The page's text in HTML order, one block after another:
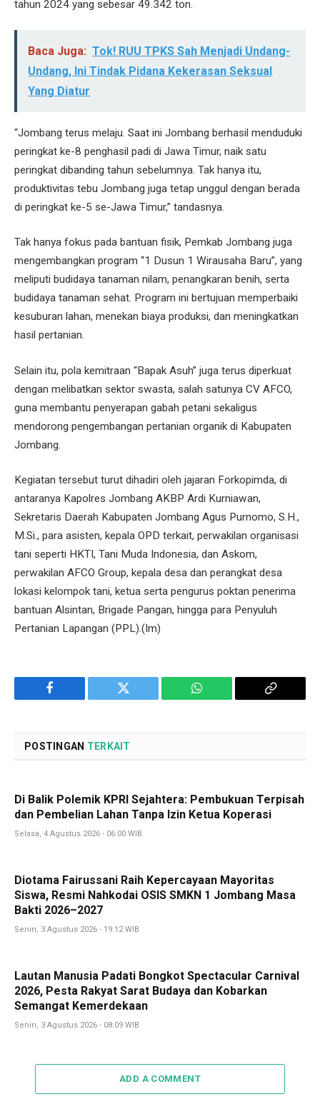
tahun 2024 yang sebesar 49.342 ton.
Baca Juga: Tok! RUU TPKS Sah Menjadi Undang-
Undang, Ini Tindak Pidana Kekerasan Seksual
Yang Diatur
“Jombang terus melaju. Saat ini Jombang berhasil menduduki
peringkat ke-8 penghasil padi di Jawa Timur, naik satu
peringkat dibanding tahun sebelumnya. Tak hanya itu,
produktivitas tebu Jombang juga tetap unggul dengan berada
di peringkat ke-5 se-Jawa Timur,” tandasnya.
Tak hanya fokus pada bantuan fisik, Pemkab Jombang juga
mengembangkan program “1 Dusun 1 Wirausaha Baru”, yang
meliputi budidaya tanaman nilam, penangkaran benih, serta
budidaya tanaman sehat. Program ini bertujuan memperbaiki
kesuburan lahan, menekan biaya produksi, dan meningkatkan
hasil pertanian.
Selain itu, pola kemitraan “Bapak Asuh” juga terus diperkuat
dengan melibatkan sektor swasta, salah satunya CV AFCO,
guna membantu penyerapan gabah petani sekaligus
mendorong pengembangan pertanian organik di Kabupaten
Jombang.
Kegiatan tersebut turut dihadiri oleh jajaran Forkopimda, di
antaranya Kapolres Jombang AKBP Ardi Kurniawan,
Sekretaris Daerah Kabupaten Jombang Agus Purnomo, S.H.,
M.Si., para asisten, kepala OPD terkait, perwakilan organisasi
tani seperti HKTI, Tani Muda Indonesia, dan Askom,
perwakilan AFCO Group, kepala desa dan perangkat desa
lokasi kelompok tani, ketua serta pengurus poktan penerima
bantuan Alsintan, Brigade Pangan, hingga para Penyuluh
Pertanian Lapangan (PPL).(Im)
Facebook Twitter WhatsApp
Copy
POSTINGAN TERKAIT
Di Balik Polemik KPRI Sejahtera: Pembukuan Terpisah
dan Pembelian Lahan Tanpa Izin Ketua Koperasi
Selasa, 4 Agustus 2026 - 06:00 WIB
Diotama Fairussani Raih Kepercayaan Mayoritas
Siswa, Resmi Nahkodai OSIS SMKN 1 Jombang Masa
Bakti 2026–2027
Senin, 3 Agustus 2026 - 19:12 WIB
Lautan Manusia Padati Bongkot Spectacular Carnival
2026, Pesta Rakyat Sarat Budaya dan Kobarkan
Semangat Kemerdekaan
Senin, 3 Agustus 2026 - 08:09 WIB
ADD A COMMENT